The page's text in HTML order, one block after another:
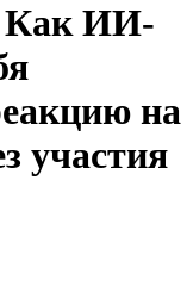
Как ИИ-
на
участия